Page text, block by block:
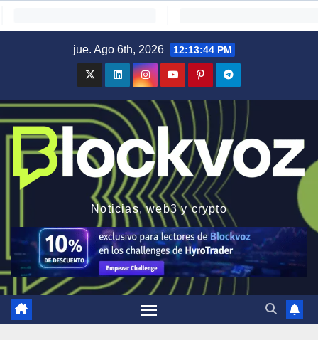
jue. Ago 6th, 2026 12:13:44 PM
Noticias, web3 y crypto